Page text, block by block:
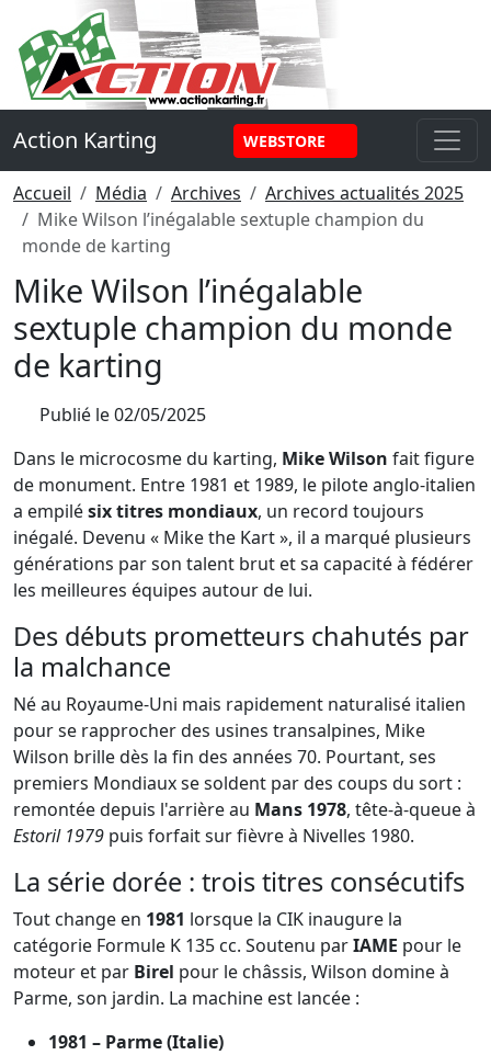
Panneau de gestion des cookies
Action Karting WEBSTORE
Accueil Média Archives
Archives actualités 2025
Mike Wilson l’inégalable sextuple champion du
monde de karting
Mike Wilson l’inégalable
sextuple champion du monde
de karting
Publié le02/05/2025
Dans le microcosme du karting, Mike Wilson fait figure
de monument. Entre 1981 et 1989, le pilote anglo-italien
a empilésix titres mondiaux, un record toujours
inégalé. Devenu « Mike the Kart », il a marqué plusieurs
générations par son talent brut et sa capacité à fédérer
les meilleures équipes autour de lui.
Des débuts prometteurs chahutés par
la malchance
Né au Royaume-Uni mais rapidement naturalisé italien
pour se rapprocher des usines transalpines, Mike
Wilson brille dès la fin des années 70. Pourtant, ses
premiers Mondiaux se soldent par des coups du sort :
remontée depuis l'arrière au Mans 1978, tête-à-queue à
Estoril 1979 puis forfait sur fièvre à Nivelles 1980.
La série dorée : trois titres consécutifs
Tout change en 1981 lorsque la CIK inaugure la
catégorie Formule K 135 cc. Soutenu parIAME pour le
moteur et par Birel pour le châssis, Wilson domine à
Parme, son jardin. La machine est lancée :
1981 – Parme (Italie)